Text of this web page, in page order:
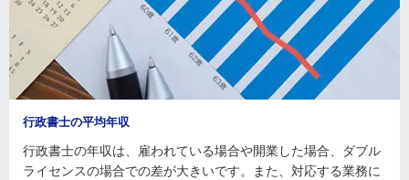
行政書士の平均年収
行政書士の年収は、雇われている場合や開業した場合、ダブル
ライセンスの場合での差が大きいです。また、対応する業務に